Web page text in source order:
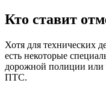
Кто ставит
Хотя для технических
есть некоторые
дорожной полиции или
ПТС.